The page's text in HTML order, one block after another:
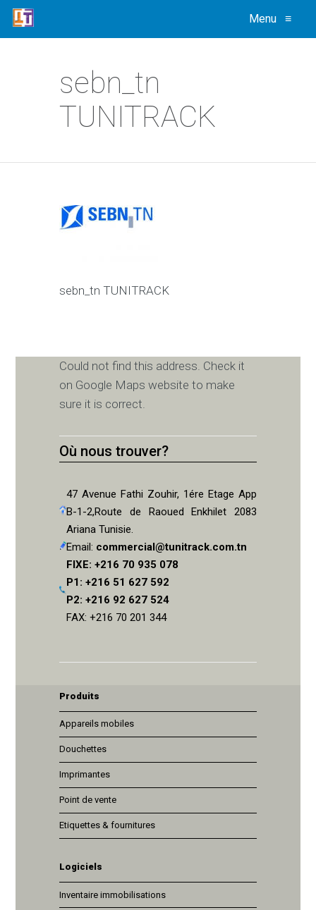
Menu ≡
sebn_tn
TUNITRACK
sebn_tn TUNITRACK
Could not find this address. Check it
on Google Maps website to make
sure it is correct.
Où nous trouver?
47 Avenue Fathi Zouhir, 1ére Etage App
B-1-2,Route de Raoued Enkhilet 2083
Ariana Tunisie.
Email: commercial@tunitrack.com.tn
FIXE: +216 70 935 078
P1: +216 51 627 592
P2: +216 92 627 524
FAX: +216 70 201 344
Produits
Appareils mobiles
Douchettes
Imprimantes
Point de vente
Etiquettes & fournitures
Logiciels
Inventaire immobilisations